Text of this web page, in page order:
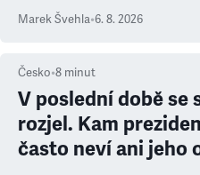
Marek Švehla•6. 8. 2026
Česko•8 minut
V poslední době se
rozjel. Kam
často neví ani jeho